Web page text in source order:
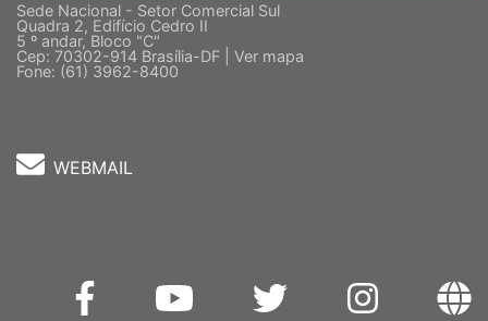
Sede Nacional - Setor Comercial Sul
Quadra 2, Edifício Cedro II
5 º andar, Bloco "C"
Cep: 70302-914 Brasília-DF | Ver mapa
Fone: (61) 3962-8400
WEBMAIL